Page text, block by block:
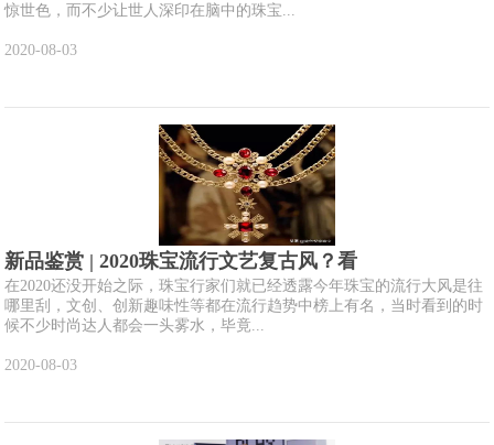
惊世色，而不少让世人深印在脑中的珠宝...
2020-08-03
新品鉴赏 | 2020珠宝流行文艺复古风？看
在2020还没开始之际，珠宝行家们就已经透露今年珠宝的流行大风是往
哪里刮，文创、创新趣味性等都在流行趋势中榜上有名，当时看到的时
候不少时尚达人都会一头雾水，毕竟...
2020-08-03